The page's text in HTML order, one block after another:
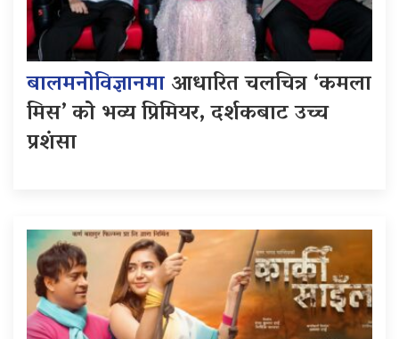
बालमनोविज्ञानमाआधारित चलचित्र ‘कमला
मिस’ को भव्य प्रिमियर, दर्शकबाट उच्च
प्रशंसा